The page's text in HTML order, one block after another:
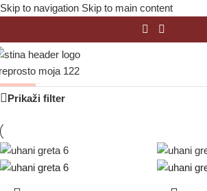
Skip to navigation Skip to main content
Greta Domov/Uhani
Prikaži filter